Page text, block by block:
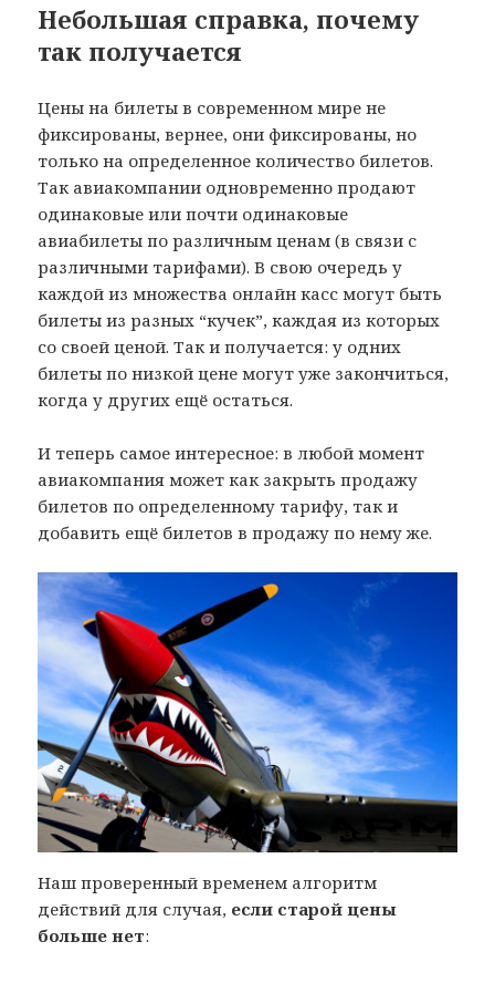
Небольшая справка, почему
так получается
Цены на билеты в современном мире не
фиксированы, вернее, они фиксированы, но
только на определенное количество билетов.
Так авиакомпании одновременно продают
одинаковые или почти одинаковые
авиабилеты по различным ценам (в связи с
различными тарифами). В свою очередь у
каждой из множества онлайн касс могут быть
билеты из разных “кучек”, каждая из которых
со своей ценой. Так и получается: у одних
билеты по низкой цене могут уже закончиться,
когда у других ещё остаться.
И теперь самое интересное: в любой момент
авиакомпания может как закрыть продажу
билетов по определенному тарифу, так и
добавить ещё билетов в продажу по нему же.
Наш проверенный временем алгоритм
действий для случая, если старой цены
больше нет: